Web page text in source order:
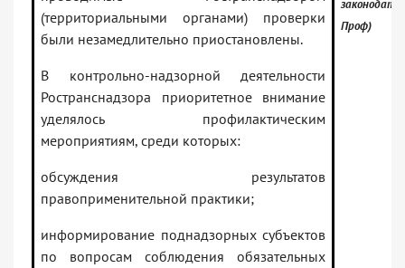
(территориальными органами) проверки
были незамедлительно приостановлены.
В контрольно-надзорной деятельности
Ространснадзора приоритетное внимание
уделялось профилактическим
мероприятиям, среди которых:
обсуждения результатов
правоприменительной практики;
информирование поднадзорных субъектов
по вопросам соблюдения обязательных
Проф)